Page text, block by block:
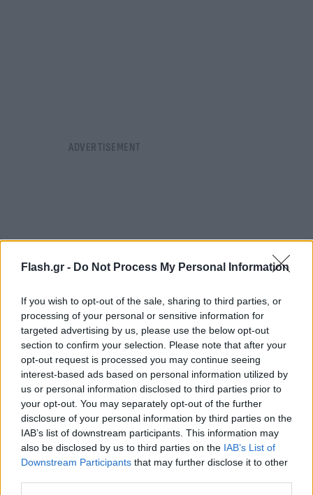
Flash.gr - Do Not Process My Personal Information
If you wish to opt-out of the sale, sharing to third parties, or
processing of your personal or sensitive information for
targeted advertising by us, please use the below opt-out
section to confirm your selection. Please note that after your
opt-out request is processed you may continue seeing
interest-based ads based on personal information utilized by
us or personal information disclosed to third parties prior to
your opt-out. You may separately opt-out of the further
disclosure of your personal information by third parties on the
IAB’s list of downstream participants. This information may
also be disclosed by us to third parties on the IAB’s List of
Downstream Participants that may further disclose it to other
Σαλβίνι: «Ανοησίες»
Ο γραμματέας της Λέγκα, Ματέο Σαλβίνι, απάντησε
ότι «πρόκειται για ανοησίες» και ότι «είναι το
γνωστό, φανταστικό σενάριο, με κύρια στοιχεία τον